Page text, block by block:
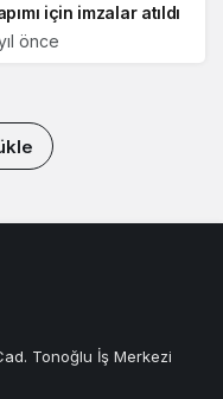
için imzalar atıldı
önce
Tonoğlu İş Merkezi